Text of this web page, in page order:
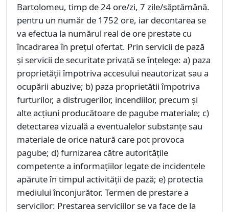
Bartolomeu, timp de 24 ore/zi, 7 zile/săptămână.
pentru un număr de 1752 ore, iar decontarea se
va efectua la numărul real de ore prestate cu
încadrarea în prețul ofertat. Prin servicii de pază
şi servicii de securitate privată se înţelege: a) paza
proprietății împotriva accesului neautorizat sau a
ocupării abuzive; b) paza proprietătii împotriva
furturilor, a distrugerilor, incendiilor, precum și
alte acțiuni producătoare de pagube materiale; c)
detectarea vizuală a eventualelor substanţe sau
materiale de orice natură care pot provoca
pagube; d) furnizarea către autoritățile
competente a informaţiilor legate de incidentele
apărute în timpul activității de pază; e) protectia
mediului înconjurător. Termen de prestare a
servicilor: Prestarea serviciilor se va face de la